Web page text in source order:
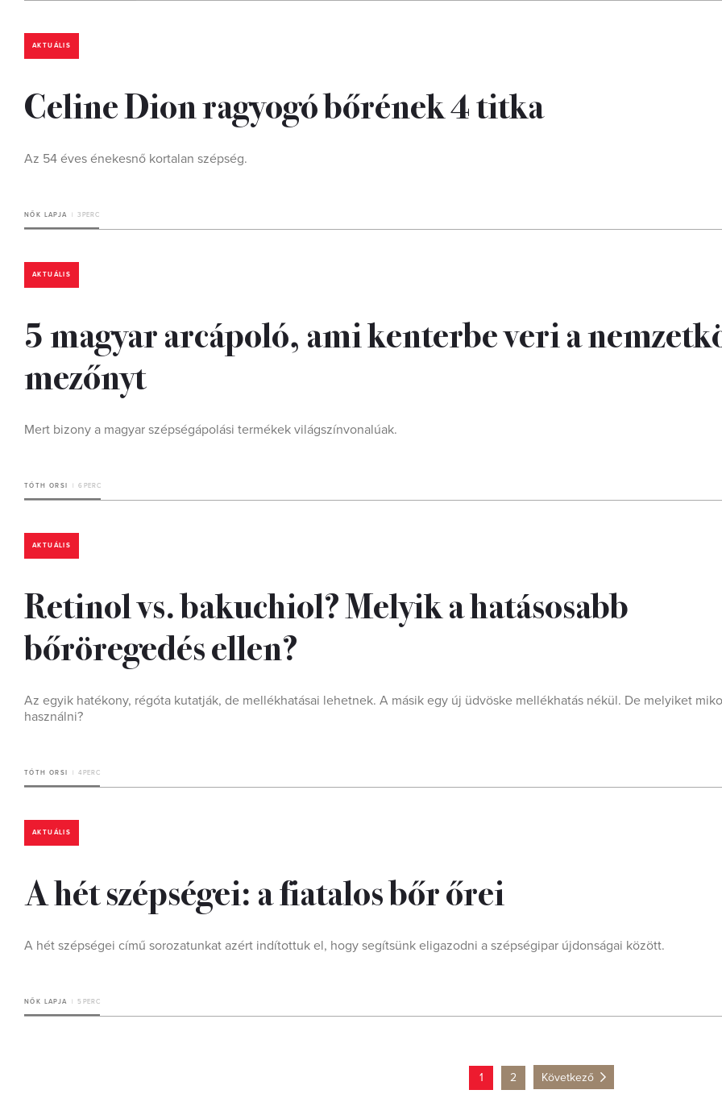
AKTUÁLIS
Celine Dion ragyogó bőrének 4 titka
Az 54 éves énekesnő kortalan szépség.
NŐK LAPJA 3 PERC
AKTUÁLIS
5 magyar arcápoló, ami kenterbe veri a
mezőnyt
Mert bizony a magyar szépségápolási termékek világszínvonalúak.
TÓTH ORSI 6 PERC
AKTUÁLIS
Retinol vs. bakuchiol? Melyik a hatásosabb
bőröregedés ellen?
Az egyik hatékony, régóta kutatják, de mellékhatásai lehetnek. A másik egy új üdvöske mellékhatás nékül. De melyiket
használni?
TÓTH ORSI 4 PERC
AKTUÁLIS
A hét szépségei: a fiatalos bőr őrei
A hét szépségei című sorozatunkat azért indítottuk el, hogy segítsünk eligazodni a szépségipar újdonságai között.
NŐK LAPJA 5 PERC
1 2 Következő